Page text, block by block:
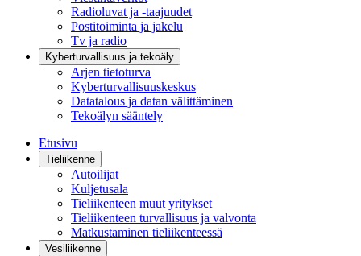
Radioluvat ja -taajuudet
Postitoiminta ja jakelu
Tv ja radio
Kyberturvallisuus ja tekoäly
Arjen tietoturva
Kyberturvallisuuskeskus
Datatalous ja datan välittäminen
Tekoälyn sääntely
Etusivu
Tieliikenne
Autoilijat
Kuljetusala
Tieliikenteen muut yritykset
Tieliikenteen turvallisuus ja valvonta
Matkustaminen tieliikenteessä
Vesiliikenne